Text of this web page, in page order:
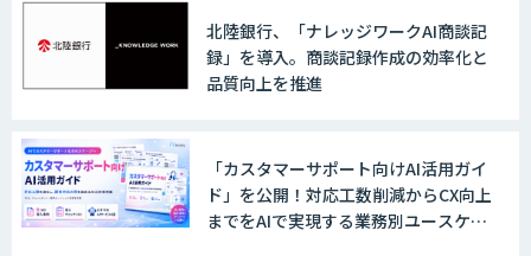
北陸銀行、「ナレッジワークAI商談記
録」を導入。商談記録作成の効率化と
品質向上を推進
「カスタマーサポート向けAI活用ガイ
ド」を公開！対応工数削減からCX向上
までをAIで実現する業務別ユースケー